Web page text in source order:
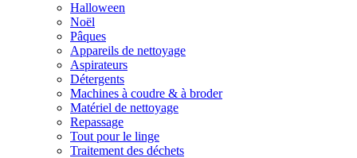
Halloween
Noël
Pâques
Appareils de nettoyage
Aspirateurs
Détergents
Machines à coudre & à broder
Matériel de nettoyage
Repassage
Tout pour le linge
Traitement des déchets